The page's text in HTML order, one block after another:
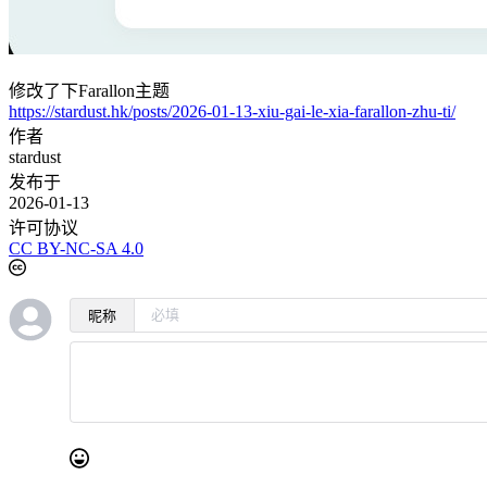
修改了下Farallon主题
https://stardust.hk/posts/2026-01-13-xiu-gai-le-xia-farallon-zhu-ti/
作者
stardust
发布于
2026-01-13
许可协议
CC BY-NC-SA 4.0
昵称